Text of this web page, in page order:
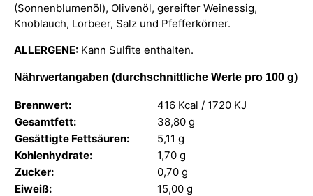
(Sonnenblumenöl), Olivenöl, gereifter Weinessig,
Knoblauch, Lorbeer, Salz und Pfefferkörner.
ALLERGENE: Kann Sulfite enthalten.
Nährwertangaben (durchschnittliche Werte pro 100 g)
Brennwert:
416 Kcal / 1720 KJ
Gesamtfett:
38,80 g
Gesättigte Fettsäuren:
5,11 g
Kohlenhydrate:
1,70 g
Zucker:
0,70 g
Eiweiß:
15,00 g